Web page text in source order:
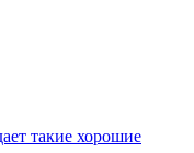
такие хорошие